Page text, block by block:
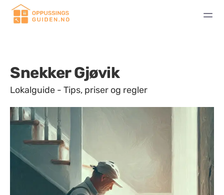
Snekker Gjøvik
Lokalguide - Tips, priser og regler